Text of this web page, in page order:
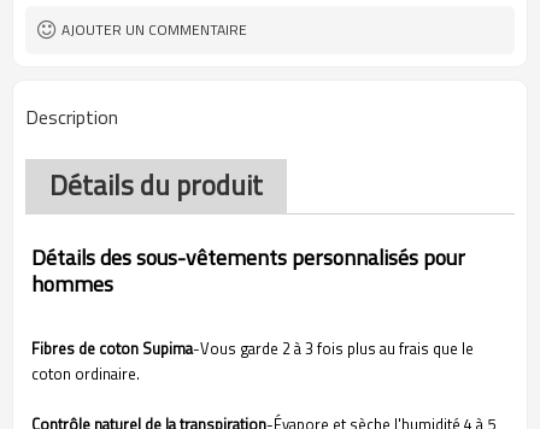
AJOUTER UN COMMENTAIRE
Description
Détails du produit
Détails des sous-vêtements personnalisés pour
hommes
Fibres de coton Supima-Vous garde 2 à 3 fois plus au frais que le
coton ordinaire.
Contrôle naturel de la transpiration-Évapore et sèche l'humidité 4 à 5